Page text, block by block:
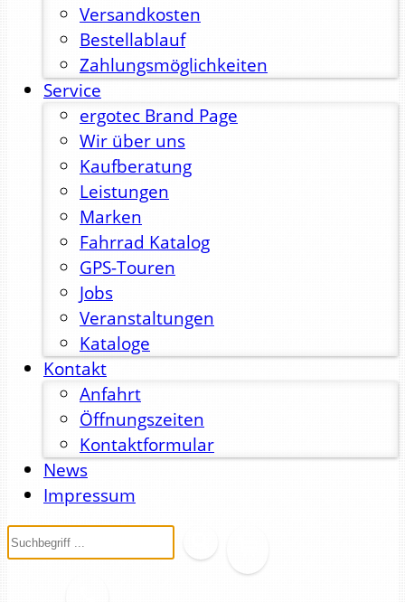
Versandkosten
Bestellablauf
Zahlungsmöglichkeiten
Service
ergotec Brand Page
Wir über uns
Kaufberatung
Leistungen
Marken
Fahrrad Katalog
GPS-Touren
Jobs
Veranstaltungen
Kataloge
Kontakt
Anfahrt
Öffnungszeiten
Kontaktformular
News
Impressum